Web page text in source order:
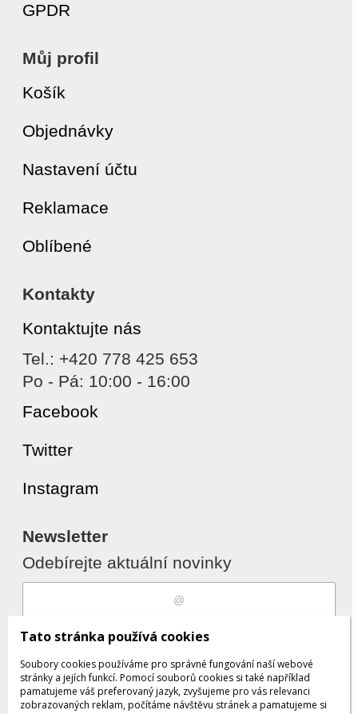
GPDR
Můj profil
Košík
Objednávky
Nastavení účtu
Reklamace
Oblíbené
Kontakty
Kontaktujte nás
Tel.: +420 778 425 653
Po - Pá: 10:00 - 16:00
Facebook
Twitter
Instagram
Newsletter
Odebírejte aktuální novinky
Souhlasím szpracováním osobních
údajů
Odebrat Přidat
Tato stránka používá cookies
Soubory cookies používáme pro správné fungování naší webové
stránky a jejích funkcí. Pomocí souborů cookies si také například
pamatujeme váš preferovaný jazyk, zvyšujeme pro vás relevanci
zobrazovaných reklam, počítáme návštěvu stránek a pamatujeme si